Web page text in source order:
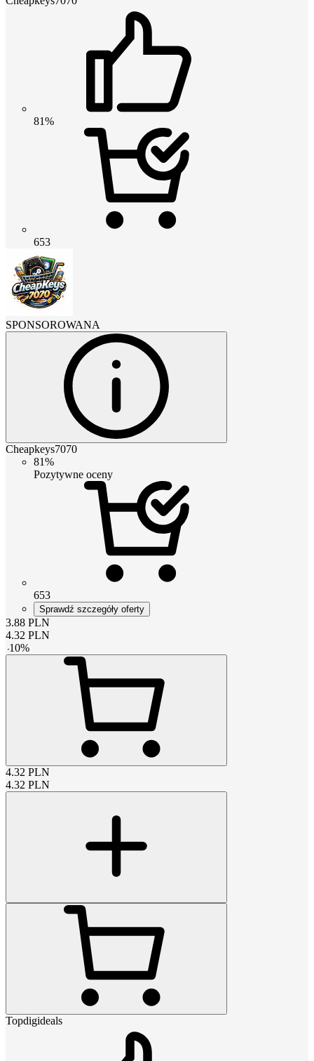
81%
653
SPONSOROWANA
Cheapkeys7070
81%
Pozytywne oceny
653
Sprawdź szczegóły oferty
3.88 PLN
4.32 PLN
-10%
4.32 PLN
4.32 PLN
Topdigideals